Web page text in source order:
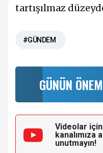
tartışılmaz
#GÜNDEM
GÜNÜN
Videolar
kanalımıza
unutmayın!